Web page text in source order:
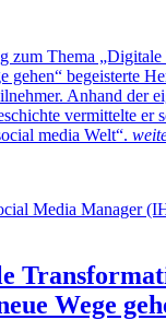
zum Thema „Digitale
gehen“ begeisterte
Anhand der
vermittelte er
media Welt“.
Wege